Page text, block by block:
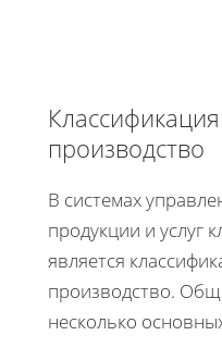
производство
В системах
продукции и услуг
является
производство.
несколько